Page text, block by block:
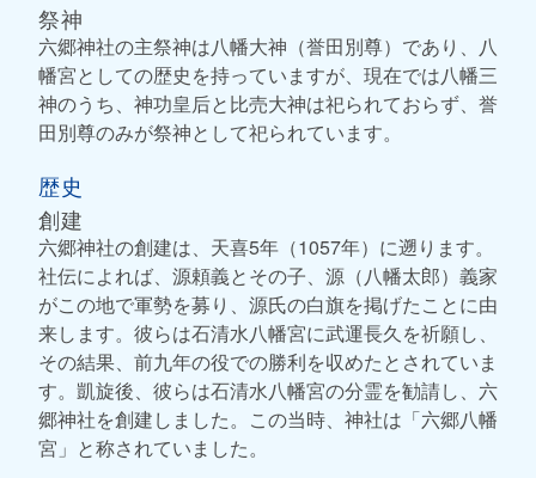
祭神
六郷神社の主祭神は八幡大神（誉田別尊）であり、八
幡宮としての歴史を持っていますが、現在では八幡三
神のうち、神功皇后と比売大神は祀られておらず、誉
田別尊のみが祭神として祀られています。
歴史
創建
六郷神社の創建は、天喜5年（1057年）に遡ります。
社伝によれば、源頼義とその子、源（八幡太郎）義家
がこの地で軍勢を募り、源氏の白旗を掲げたことに由
来します。彼らは石清水八幡宮に武運長久を祈願し、
その結果、前九年の役での勝利を収めたとされていま
す。凱旋後、彼らは石清水八幡宮の分霊を勧請し、六
郷神社を創建しました。この当時、神社は「六郷八幡
宮」と称されていました。